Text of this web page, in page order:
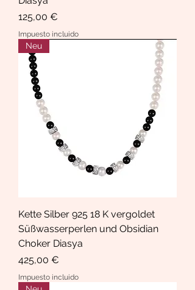
Precio
125,00 €
Impuesto incluido
Neu
Kette Silber 925 18 K vergoldet
Süßwasserperlen und Obsidian
Choker Diasya
Precio
425,00 €
Impuesto incluido